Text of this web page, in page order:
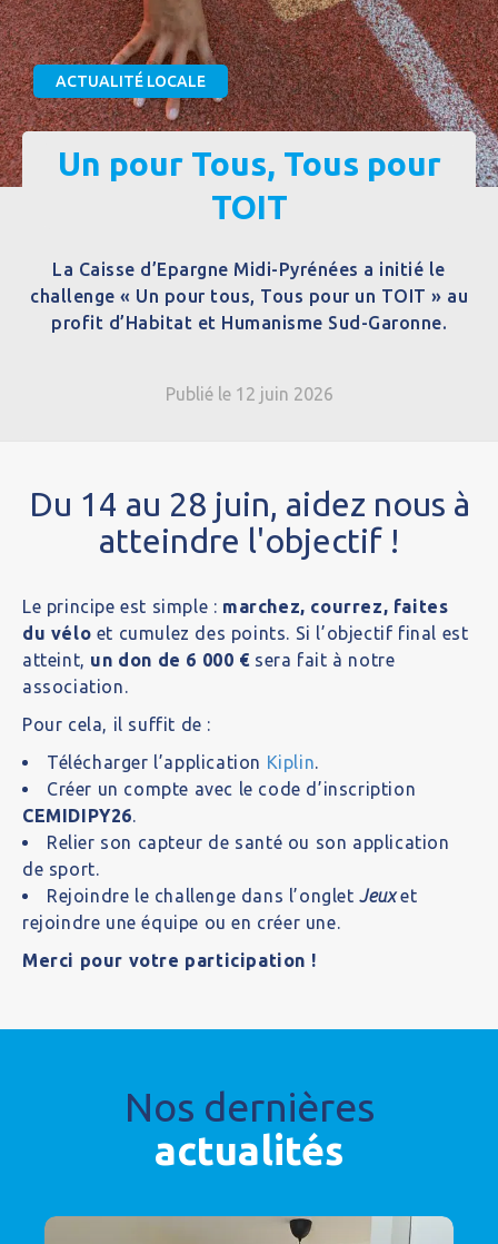
ACTUALITÉ LOCALE
Un pour Tous, Tous pour
TOIT
La Caisse d’Epargne Midi-Pyrénées a initié le
challenge « Un pour tous, Tous pour un TOIT » au
profit d’Habitat et Humanisme Sud-Garonne.
Publié le 12 juin 2026
Du 14 au 28 juin, aidez nous à
atteindre l'objectif !
Le principe est simple : marchez, courrez, faites
du vélo et cumulez des points. Si l’objectif final est
atteint, un don de 6 000 € ​ sera fait à notre
association.
Pour cela, il suffit de :
Télécharger l’application Kiplin​.
Créer un compte avec le code d’inscription
CEMIDIPY26​.
Relier son capteur de santé ou son application
de sport.
Rejoindre le challenge dans l’ongletJeuxet
rejoindre une équipe ou en créer une.
Merci pour votre participation !
Nos dernières
actualités